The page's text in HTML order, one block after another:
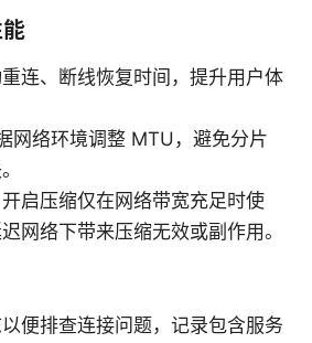
连、断线恢复时间，提升用户体
网络环境调整 MTU，避免分片
启压缩仅在网络带宽充足时使
网络下带来压缩无效或副作用。
便排查连接问题，记录包含服务